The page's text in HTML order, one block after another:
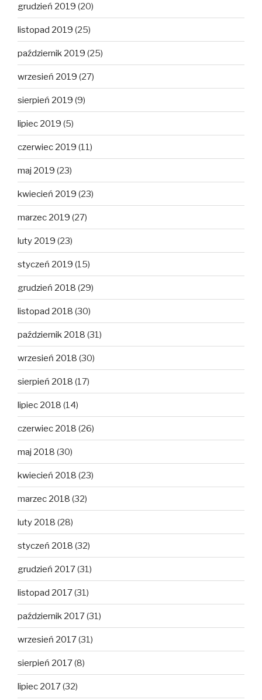
grudzień 2019 (20)
listopad 2019 (25)
październik 2019 (25)
wrzesień 2019 (27)
sierpień 2019 (9)
lipiec 2019 (5)
czerwiec 2019 (11)
maj 2019 (23)
kwiecień 2019 (23)
marzec 2019 (27)
luty 2019 (23)
styczeń 2019 (15)
grudzień 2018 (29)
listopad 2018 (30)
październik 2018 (31)
wrzesień 2018 (30)
sierpień 2018 (17)
lipiec 2018 (14)
czerwiec 2018 (26)
maj 2018 (30)
kwiecień 2018 (23)
marzec 2018 (32)
luty 2018 (28)
styczeń 2018 (32)
grudzień 2017(31)
listopad 2017(31)
październik 2017(31)
wrzesień 2017(31)
sierpień 2017(8)
lipiec 2017(32)